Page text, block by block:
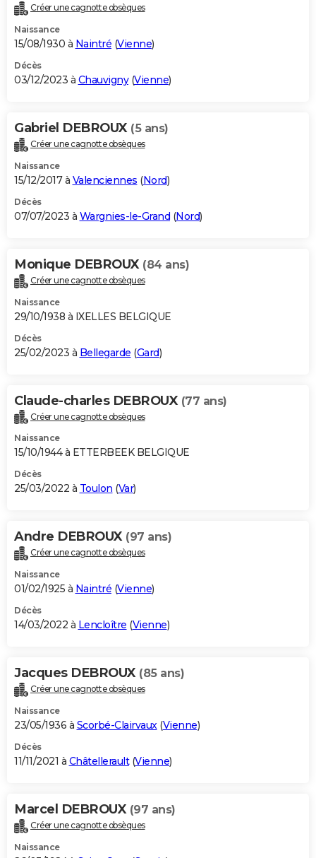
Créer une cagnotte obsèques
Naissance
15/08/1930 à Naintré (Vienne)
Décès
03/12/2023 à Chauvigny(Vienne)
Gabriel DEBROUX (5 ans)
Créer une cagnotte obsèques
Naissance
15/12/2017 à Valenciennes (Nord)
Décès
07/07/2023 à Wargnies-le-Grand (Nord)
Monique DEBROUX (84 ans)
Créer une cagnotte obsèques
Naissance
29/10/1938 à IXELLES BELGIQUE
Décès
25/02/2023 à Bellegarde (Gard)
Claude-charles DEBROUX (77 ans)
Créer une cagnotte obsèques
Naissance
15/10/1944 à ETTERBEEK BELGIQUE
Décès
25/03/2022 à Toulon (Var)
Andre DEBROUX (97 ans)
Créer une cagnotte obsèques
Naissance
01/02/1925 à Naintré (Vienne)
Décès
14/03/2022 à Lencloître (Vienne)
Jacques DEBROUX (85 ans)
Créer une cagnotte obsèques
Naissance
23/05/1936 à Scorbé-Clairvaux(Vienne)
Décès
11/11/2021 à Châtellerault(Vienne)
Marcel DEBROUX (97 ans)
Créer une cagnotte obsèques
Naissance